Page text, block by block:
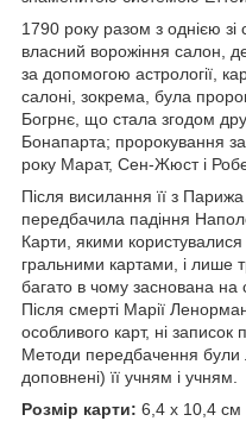
1790 року разом з однією зі
власний ворожіння салон,
за допомогою астрології,
салоні, зокрема, була
Богрнє, що стала згодом
Бонапарта; пророкування
року Марат, Сен-Жюст і
Після висилання її з
передбачила падіння
Карти, якими
гральними картами, і лише
багато в чому заснована на
Після смерті Марії
особливого карт, ні
Методи передбачення були
доповнені) її учням і учням.
Розмір карти: 6,4 х 10,4 см